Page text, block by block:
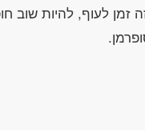
לעוף, להיות שוב